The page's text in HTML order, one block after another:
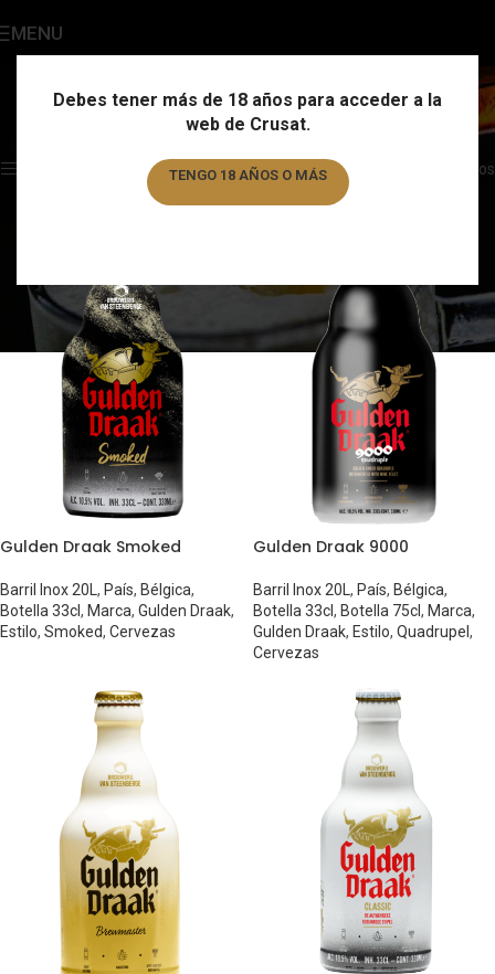
Debes tener más de 18 años para acceder a la
web de Crusat.
TENGO 18 AÑOS O MÁS
MENU Bélgica
Page 5 Showing 49–53 of 53 results
Filtros
Gulden Draak Smoked
Barril Inox 20L , País, Bélgica,
Botella 33cl, Marca, Gulden Draak,
Estilo, Smoked, Cervezas
Gulden Draak 9000
Barril Inox 20L , País, Bélgica,
Botella 33cl, Botella 75cl, Marca,
Gulden Draak, Estilo, Quadrupel ,
Cervezas